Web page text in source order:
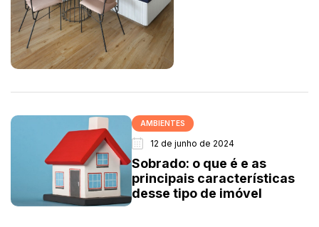
AMBIENTES
12 de junho de 2024
Sobrado: o que é e as
principais características
desse tipo de imóvel